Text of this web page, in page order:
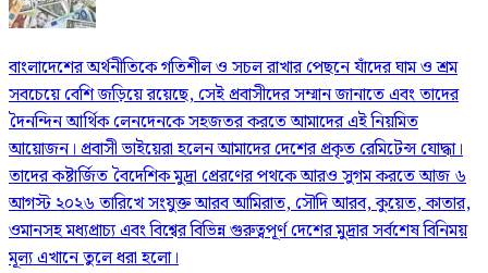
বাংলাদেশের অর্থনীতিকে গতিশীল ও সচল রাখার পেছনে যাঁদের ঘাম ও শ্রম
সবচেয়ে বেশি জড়িয়ে রয়েছে, সেই প্রবাসীদের সম্মান জানাতে এবং তাদের
দৈনন্দিন আর্থিক লেনদেনকে সহজতর করতে আমাদের এই নিয়মিত
আয়োজন। প্রবাসী ভাইয়েরা হলেন আমাদের দেশের প্রকৃত রেমিটেন্স যোদ্ধা।
তাদের কষ্টার্জিত বৈদেশিক মুদ্রা প্রেরণের পথকে আরও সুগম করতে আজ ৬
আগস্ট ২০২৬ তারিখে সংযুক্ত আরব আমিরাত, সৌদি আরব, কুয়েত, কাতার,
ওমানসহ মধ্যপ্রাচ্য এবং বিশ্বের বিভিন্ন গুরুত্বপূর্ণ দেশের মুদ্রার সর্বশেষ বিনিময়
মূল্য এখানে তুলে ধরা হলো।